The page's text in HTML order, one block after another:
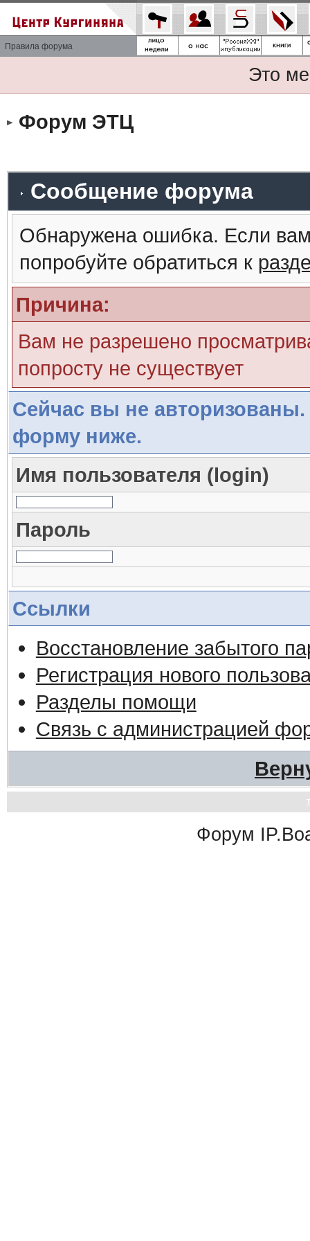
Правила форума
Это
Форум ЭТЦ
Сообщение форума
Обнаружена ошибка. Если
попробуйте обратиться к
Причина:
Вам не разрешено
попросту не существует
Сейчас вы не авторизованы.
форму ниже.
Имя пользователя (login)
Пароль
Ссылки
Восстановление забытого
Регистрация нового
Разделы помощи
Связь с администрацией
Форум